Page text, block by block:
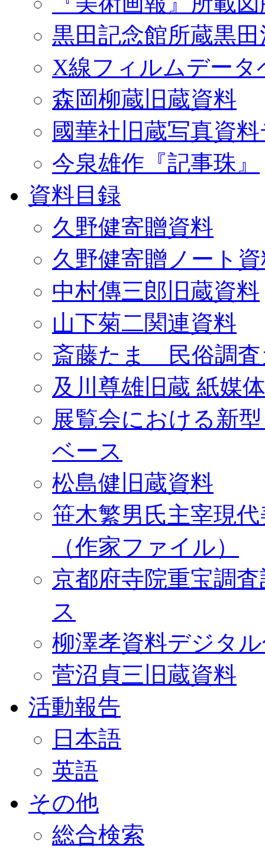
黒田記念館所蔵黒
X線フィルムデータ
森岡柳蔵旧蔵資料
國華社旧蔵写真資
今泉雄作『記事珠』
資料目録
久野健寄贈資料
久野健寄贈ノート
中村傳三郎旧蔵資料
山下菊二関連資料
斎藤たま 民俗調査
及川尊雄旧蔵 紙媒
展覧会における新
ベース
松島健旧蔵資料
笹木繁男氏主宰現
（作家ファイル）
京都府寺院重宝調
ス
柳澤孝資料デジタ
菅沼貞三旧蔵資料
活動報告
日本語
英語
その他
総合検索